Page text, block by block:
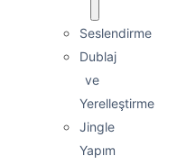
Seslendirme
Dublaj
ve
Yerelleştirme
Jingle
Yapım